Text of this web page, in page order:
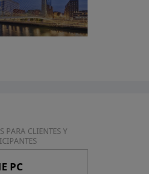
PARA CLIENTES Y
PC